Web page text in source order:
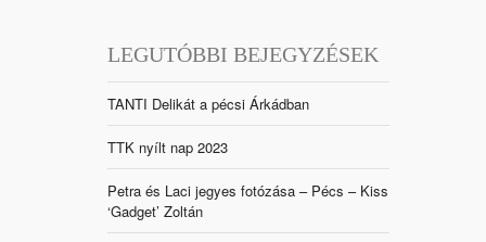
LEGUTÓBBI BEJEGYZÉSEK
TANTI Delikát a pécsi Árkádban
TTK nyílt nap 2023
Petra és Laci jegyes fotózása – Pécs – Kiss
‘Gadget’ Zoltán